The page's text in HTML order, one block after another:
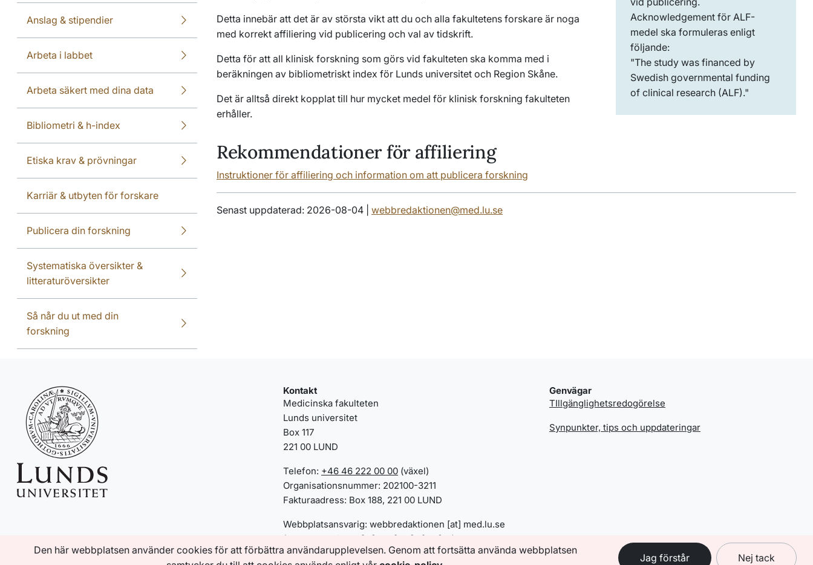
Den här webbplatsen använder cookies för att förbättra användarupplevelsen. Genom att fortsätta använda webbplatsen
Jag förstår Nej tack
Anslag & stipendier
Arbeta i labbet
Arbeta säkert med dina data
Bibliometri & h-index
Etiska krav & prövningar
Karriär & utbyten för forskare
Publicera din forskning
Systematiska översikter &
litteraturöversikter
Så når du ut med din
forskning
Detta innebär att det är av största vikt att du och alla fakultetens forskare är noga
med korrekt affiliering vid publicering och val av tidskrift.
Detta för att all klinisk forskning som görs vid fakulteten ska komma med i
beräkningen av bibliometriskt index för Lunds universitet och Region Skåne.
Det är alltså direkt kopplat till hur mycket medel för klinisk forskning fakulteten
erhåller.
Rekommendationer för affiliering
Instruktioner för affiliering och information om att publicera forskning
Acknowledgement för ALF-
medel ska formuleras enligt
följande:
"The study was financed by
Swedish governmental funding
of clinical research (ALF)."
Senast uppdaterad: 2026-08-04 | webbredaktionen@med.lu.se
Kontakt
Medicinska fakulteten
Lunds universitet
Box 117
221 00 LUND
Telefon: +46 46 222 00 00 (växel)
Organisationsnummer: 202100-3211
Fakturaadress: Box 188, 221 00 LUND
Webbplatsansvarig: webbredaktionen [at] med.lu.se
(webbredaktionen[at]med[dot]lu[dot]se)
Genvägar
TIllgänglighetsredogörelse
Synpunkter, tips och uppdateringar